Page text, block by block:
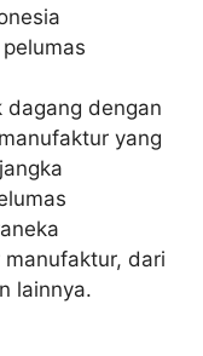
dagang dengan
yang
dari
lainnya.